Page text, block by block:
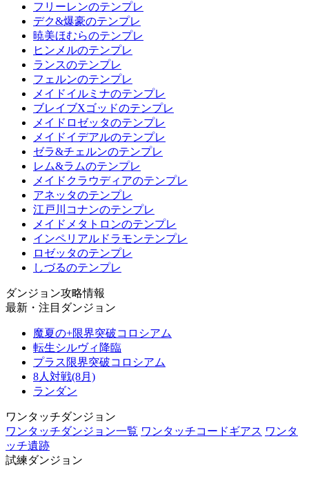
フリーレンのテンプレ
デク&爆豪のテンプレ
暁美ほむらのテンプレ
ヒンメルのテンプレ
ランスのテンプレ
フェルンのテンプレ
メイドイルミナのテンプレ
ブレイブXゴッドのテンプレ
メイドロゼッタのテンプレ
メイドイデアルのテンプレ
ゼラ&チェルンのテンプレ
レム&ラムのテンプレ
メイドクラウディアのテンプレ
アネッタのテンプレ
江戸川コナンのテンプレ
メイドメタトロンのテンプレ
インペリアルドラモンテンプレ
ロゼッタのテンプレ
しづるのテンプレ
ダンジョン攻略情報
最新・注目ダンジョン
魔夏の+限界突破コロシアム
転生シルヴィ降臨
プラス限界突破コロシアム
8人対戦(8月)
ランダン
ワンタッチダンジョン
ワンタッチダンジョン一覧 ワンタッチコードギアス ワンタ
ッチ遺跡
試練ダンジョン